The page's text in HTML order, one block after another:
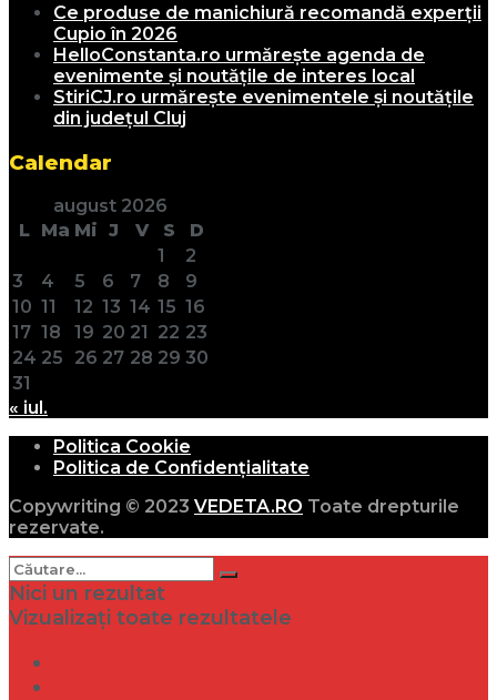
Ce produse de manichiură recomandă experții
Cupio în 2026
HelloConstanta.ro urmărește agenda de
evenimente și noutățile de interes local
StiriCJ.ro urmărește evenimentele și noutățile
din județul Cluj
Calendar
august 2026
L Ma Mi J V S
D
1
2
3
4 5 6 7 8
9
10 11 12 13 14 15 16
17 18 19 20 21 22 23
24 25 26 27 28 29 30
31
« iul.
Politica Cookie
Politica de Confidențialitate
Copywriting © 2023 VEDETA.RO Toate drepturile
rezervate.
Nici un rezultat
Vizualizați toate rezultatele